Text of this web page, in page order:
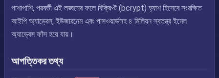
পাশাপাশি, পরবর্তী এই লঙ্ঘনের ফলে বিক্রিপ্ট (bcrypt) হ্যাশ হিসেবে সংরক্ষিত
আইপি অ্যাড্রেস, ইউজারনেম এবং পাসওয়ার্ডসহ ৪ মিলিয়ন স্বতন্ত্র ইমেল
অ্যাড্রেস ফাঁস হয়ে যায়।
আপত্তিকর তথ্য